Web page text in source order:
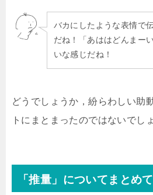
バカにしたような表情で
だね！「あははどんまー
いな感じだね！
どうでしょうか，紛らわしい助
トにまとまったのではないでし
「推量」についてまとめ